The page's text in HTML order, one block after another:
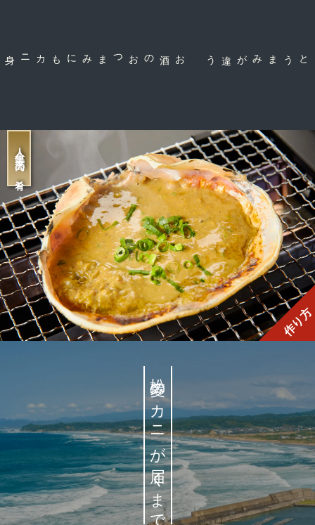
人生最高の肴
作り方
コクとうまみが違う
お酒のおつまみにも
松菱のカニが届くまで